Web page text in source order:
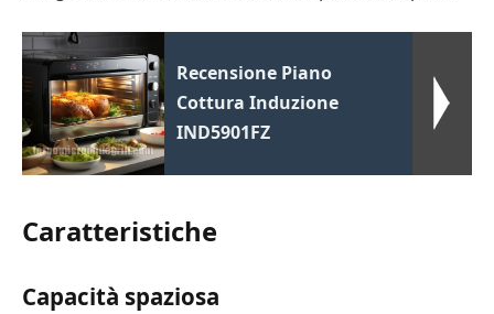
Recensione Piano
Cottura Induzione
IND5901FZ
Caratteristiche
Capacità spaziosa